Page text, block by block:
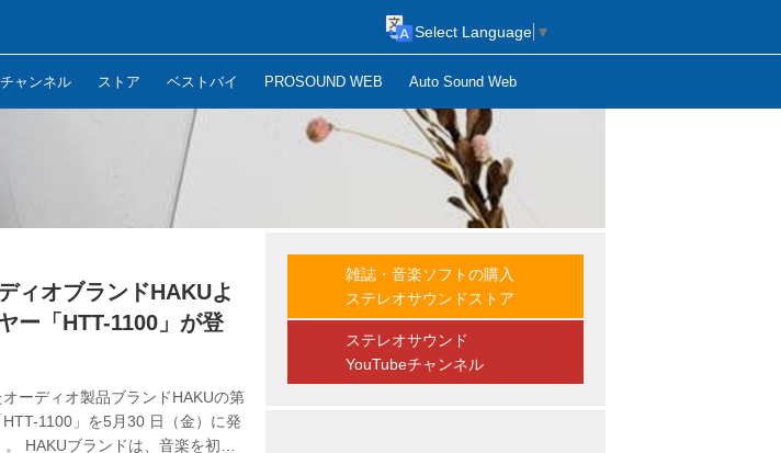
ャンネル ストア ベストバイ PROSOUND WEB Auto Sound Web
Select Language ▼
ィオブランドHAKUよ
ー「HTT-1100」が登
ーディオ製品ブランドHAKUの第
1100」を5月30 日（金）に発
HAKUブランドは、音楽を初め
雑誌・音楽ソフトの購入
ステレオサウンドストア
ステレオサウンド
YouTubeチャンネル